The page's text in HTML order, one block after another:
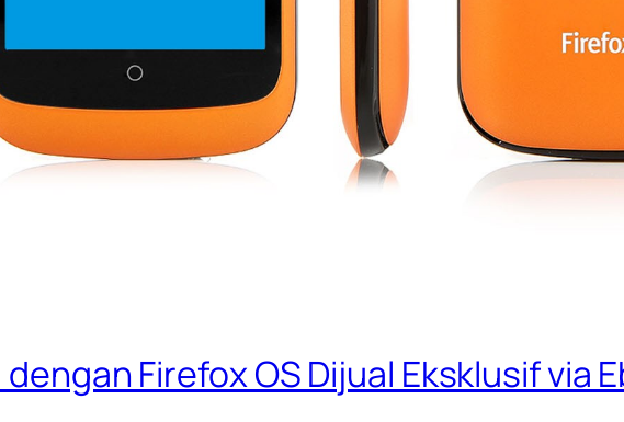
Firefox OS Dijual Eksklusif via